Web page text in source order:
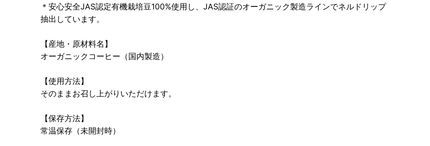
＊安心安全JAS認定有機栽培豆100%使用し、JAS認証のオーガニック製造ラインでネルドリップ
抽出しています。
【産地・原材料名】
オーガニックコーヒー（国内製造）
【使用方法】
そのままお召し上がりいただけます。
【保存方法】
常温保存（未開封時）